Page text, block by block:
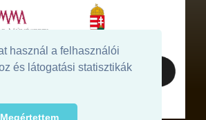
használ a felhasználói
és látogatási statisztikák
Megértettem